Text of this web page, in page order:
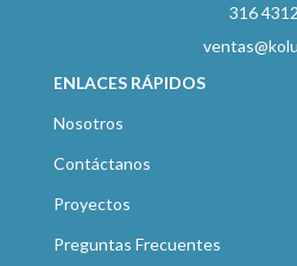
316
ENLACES RÁPIDOS
Nosotros
Contáctanos
Proyectos
Preguntas Frecuentes